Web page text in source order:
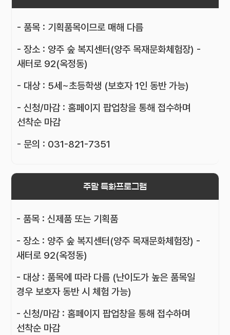
- 품목 : 기획품목이므로 매해 다름
- 장소 : 양주 숲 복지센터(양주 목재문화체험장) -
새터로 92(옥정동)
- 대상 : 5세~초등학생 (보호자 1인 동반 가능)
- 신청/마감 : 홈페이지 팝업창을 통해 접수하며
선착순 마감
- 문의 : 031-821-7351
주말 특화프로그램
- 품목 : 신제품 또는 기획품
- 장소 : 양주 숲 복지센터(양주 목재문화체험장) -
새터로 92(옥정동)
- 대상 : 품목에 따라 다름 (난이도가 높은 품목일
경우 보호자 동반 시 체험 가능)
- 신청/마감 : 홈페이지 팝업창을 통해 접수하며
선착순 마감